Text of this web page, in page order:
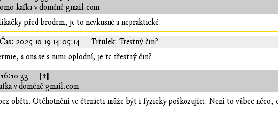
v doméně gmail.com
před brodem, je to nevkusné a nepraktické.
Čas: 2025-10-19 14:05:14
Titulek: Trestný čin?
a ona se s nimi oplodní, je to třestný čin?
[↑]
v doméně gmail.com
oběti. Otěhotnění ve čtrnácti může být i fyzicky poškozující. Není to vůbec něco,